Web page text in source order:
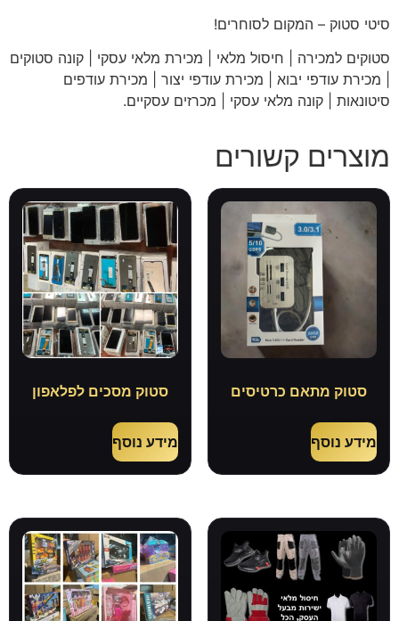
סיטי סטוק – המקום לסוחרים!
סטוקים למכירה | חיסול מלאי | מכירת מלאי עסקי | קונה סטוקים
| מכירת עודפי יבוא | מכירת עודפי יצור | מכירת עודפים
סיטונאות | קונה מלאי עסקי | מכרזים עסקיים.
מוצרים קשורים
סטוק מתאם כרטיסים
מידע נוסף
סטוק מסכים לפלאפון
מידע נוסף